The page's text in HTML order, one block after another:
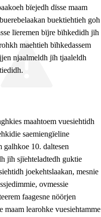
bïejedh dïsse maam
buektiehtieh goh
lïeremen bïjre bïhkedidh jïh
maehtieh bïhkedassem
njaalmeldh jïh tjaaleldh
maahtoem vuesiehtidh
saemiengïeline
galhkoe 10. daltesen
jïh sjïehteladtedh guktie
joekehtslaakan, mesnie
ovmessie
faagesne nöörjen
maam learohke vuesiehtamme